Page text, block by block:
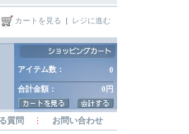
カートを見る | レジに進む
アイテム数： 0
合計金額： 0円
質問 お問い合わせ